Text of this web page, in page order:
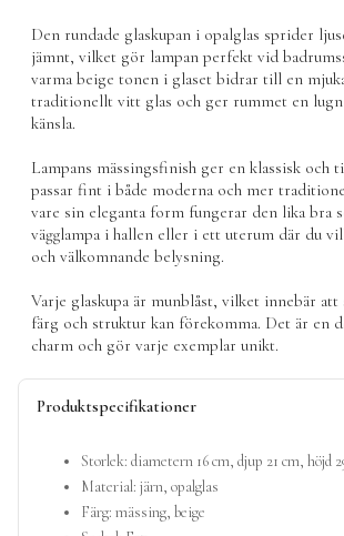
Den rundade glaskupan i opalglas sprider
jämnt, vilket gör lampan perfekt vid
varma beige tonen i glaset bidrar till en
traditionellt vitt glas och ger rummet en
känsla.
Lampans mässingsfinish ger en klassisk och
passar fint i både moderna och mer
vare sin eleganta form fungerar den lika bra
vägglampa i hallen eller i ett uterum där du
och välkomnande belysning.
Varje glaskupa är munblåst, vilket innebär
färg och struktur kan förekomma. Det är en
charm och gör varje exemplar unikt.
Produktspecifikationer
Storlek: diametern 16 cm, djup 21 cm, höjd
Material: järn, opalglas
Färg: mässing, beige